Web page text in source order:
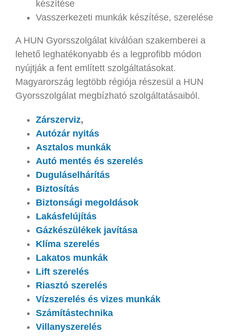
készítése
Vasszerkezeti munkák készítése, szerelése
A HUN Gyorsszolgálat kiválóan szakemberei a
lehető leghatékonyabb és a legprofibb módon
nyújtják a fent említett szolgáltatásokat.
Magyarország legtöbb régiója részesül a HUN
Gyorsszolgálat megbízható szolgáltatásaiból.
Zárszerviz,
Autózár nyitás
Asztalos munkák
Autó mentés és szerelés
Duguláselhárítás
Biztosítás
Biztonsági megoldások
Lakásfelújítás
Gázkészülékek javítása
Klíma szerelés
Lakatos munkák
Lift szerelés
Riasztó szerelés
Vízszerelés és vizes munkák
Számítástechnika
Villanyszerelés